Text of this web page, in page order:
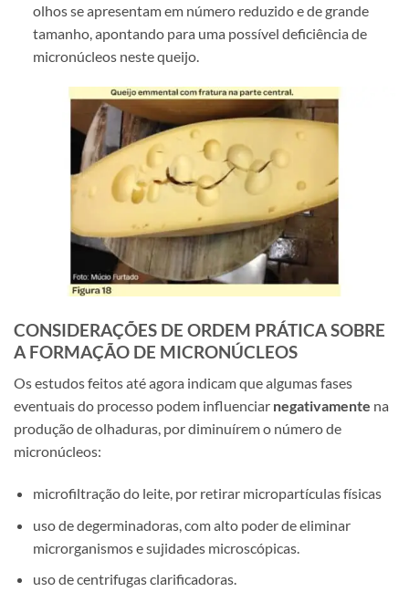
olhos se apresentam em número reduzido e de grande
tamanho, apontando para uma possível deficiência de
micronúcleos neste queijo.
CONSIDERAÇÕES DE ORDEM PRÁTICA SOBRE
A FORMAÇÃO DE MICRONÚCLEOS
Os estudos feitos até agora indicam que algumas fases
eventuais do processo podem influenciar negativamente na
produção de olhaduras, por diminuírem o número de
micronúcleos:
microfiltração do leite, por retirar micropartículas físicas
uso de degerminadoras, com alto poder de eliminar
microrganismos e sujidades microscópicas.
uso de centrifugas clarificadoras.